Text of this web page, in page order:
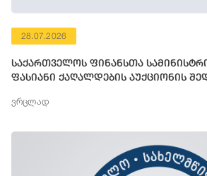
28.07.2026
საქართველოს ფინანსთა
ფასიანი ქაღალდების აუქციონის
ვრცლად